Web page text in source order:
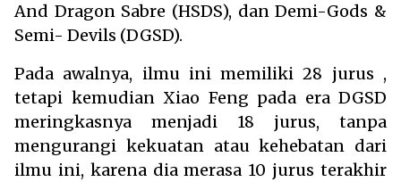
And Dragon Sabre (HSDS), dan Demi-Gods &
Semi- Devils (DGSD).
Pada awalnya, ilmu ini memiliki 28 jurus ,
tetapi kemudian Xiao Feng pada era DGSD
meringkasnya menjadi 18 jurus, tanpa
mengurangi kekuatan atau kehebatan dari
ilmu ini, karena dia merasa 10 jurus terakhir